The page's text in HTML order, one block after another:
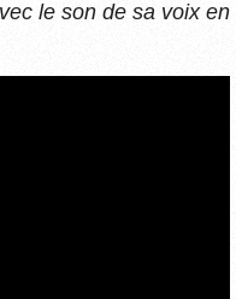
le son de sa voix en